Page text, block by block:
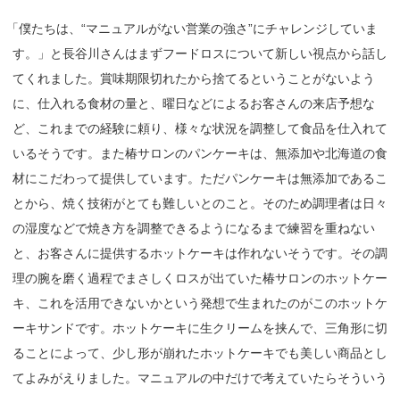
「僕たちは、“マニュアルがない営業の強さ”にチャレンジしていま
す。」と長谷川さんはまずフードロスについて新しい視点から話し
てくれました。賞味期限切れたから捨てるということがないよう
に、仕入れる食材の量と、曜日などによるお客さんの来店予想な
ど、これまでの経験に頼り、様々な状況を調整して食品を仕入れて
いるそうです。また椿サロンのパンケーキは、無添加や北海道の食
材にこだわって提供しています。ただパンケーキは無添加であるこ
とから、焼く技術がとても難しいとのこと。そのため調理者は日々
の湿度などで焼き方を調整できるようになるまで練習を重ねない
と、お客さんに提供するホットケーキは作れないそうです。その調
理の腕を磨く過程でまさしくロスが出ていた椿サロンのホットケー
キ、これを活用できないかという発想で生まれたのがこのホットケ
ーキサンドです。ホットケーキに生クリームを挟んで、三角形に切
ることによって、少し形が崩れたホットケーキでも美しい商品とし
てよみがえりました。マニュアルの中だけで考えていたらそういう